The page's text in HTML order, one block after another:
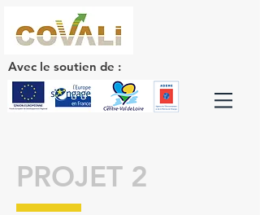
Avec le soutien de :
PROJET 2